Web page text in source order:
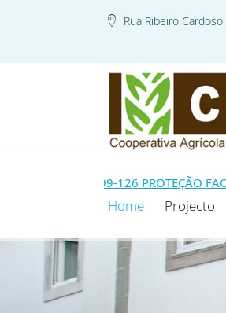
Rua Ribeiro
Home Projecto
MODELO 99-126 PROTEÇÃO FACIAL